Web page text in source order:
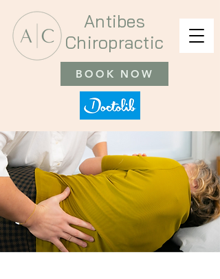
Antibes
Chiropractic
BOOK NOW